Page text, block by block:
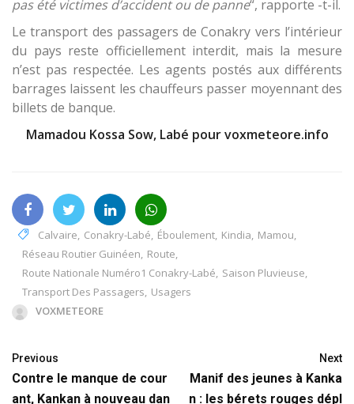
pas été victimes d’accident ou de panne“, rapporte -t-il.
Le transport des passagers de Conakry vers l’intérieur
du pays reste officiellement interdit, mais la mesure
n’est pas respectée. Les agents postés aux différents
barrages laissent les chauffeurs passer moyennant des
billets de banque.
Mamadou Kossa Sow, Labé pour voxmeteore.info
Calvaire, Conakry-Labé, Éboulement, Kindia, Mamou,
Réseau Routier Guinéen, Route,
Route Nationale Numéro1 Conakry-Labé, Saison Pluvieuse,
Transport Des Passagers, Usagers
VOXMETEORE
Previous
Contre le manque de cour
ant, Kankan à nouveau dan
Next
Manif des jeunes à Kanka
n : les bérets rouges dépl